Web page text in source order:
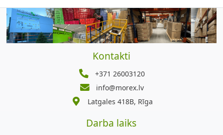
Kontakti
+371 26003120
info@morex.lv
Latgales 418B, Rīga
Darba laiks